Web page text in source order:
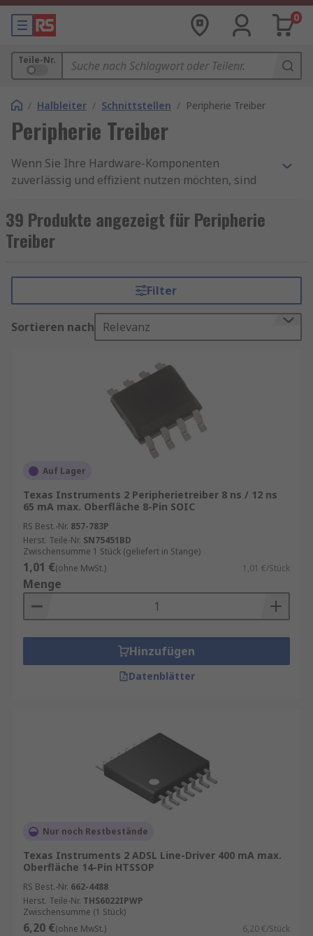
0
Teile-Nr.
/ Halbleiter / Schnittstellen / Peripherie Treiber
Peripherie Treiber
Wenn Sie Ihre Hardware-Komponenten
zuverlässig und effizient nutzen möchten, sind
Treiber sind die Schnittstelle zwischen
Betriebssystem und angeschlossenen Geräten
wie Druckern, Scannern, Grafikkarten oder
Treiber kann es zu Fehlfunktionen,
Leistungseinbußen oder sogar Systemabstürzen
kommen. Mit den richtigen Peripherie-Treibern
stellen Sie sicher, dass Ihre Geräte reibungslos
Unser Sortiment enthält Qualitätsprodukte von
Texas Instruments
und
STMicroelectronics. Informationen zur
spätesten Bestelluhrzeit für eine garantierte
Lieferung am nächsten Werktag sowie zum
Mindestbestellwert für eine kostenfreie
Lieferung finden Sie auf der jeweiligen
Produktseite.
Wichtigkeit von aktuellen Peripherie-
Treibern
Veraltete Treiber können zu Problemen führen:
langsame Datenübertragung, fehlende
Kompatibilität mit neuen Betriebssystemen oder
Sicherheitslücken. Hersteller veröffentlichen
regelmäßig Updates, um die Performance zu
verbessern und Sicherheitsrisiken zu schließen.
Optimale Geschwindigkeit
Datenverarbeitung
Kompatibilität
mit den neuesten Software-
Schwachstellen
Peripherie-Treiber kaufen
Die Auswahl hängt von Ihren Geräten ab.
Typische Beispiele:
39 Produkte angezeigt für Peripherie
Treiber
Filter
Sortieren nach Relevanz
Auf Lager
Texas Instruments 2 Peripherietreiber 8 ns / 12 ns
65 mA max. Oberfläche 8-Pin SOIC
RS Best.-Nr. 857-783P
Herst. Teile-Nr. SN75451BD
Zwischensumme 1 Stück (geliefert in Stange)
1,01 €(ohne MwSt.) 1,01 €/Stück
Menge
Hinzufügen
Datenblätter
Nur noch Restbestände
Texas Instruments 2 ADSL Line-Driver 400 mA max.
Oberfläche 14-Pin HTSSOP
RS Best.-Nr. 662-4488
Herst. Teile-Nr. THS6022IPWP
Zwischensumme (1 Stück)
6,20 €(ohne MwSt.) 6,20 €/Stück